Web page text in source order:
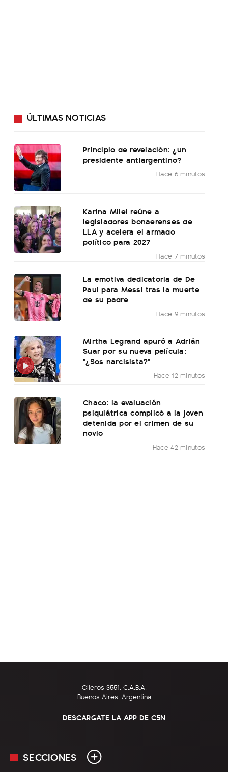
ÚLTIMAS NOTICIAS
Principio de revelación: ¿un
presidente antiargentino?
Hace 6 minutos
Karina Milei reúne a
legisladores bonaerenses de
LLA y acelera el armado
político para 2027
Hace 7 minutos
La emotiva dedicatoria de De
Paul para Messi tras la muerte
de su padre
Hace 9 minutos
Mirtha Legrand apuró a Adrián
Suar por su nueva película:
"¿Sos narcisista?"
Hace 12 minutos
Chaco: la evaluación
psiquiátrica complicó a la joven
detenida por el crimen de su
novio
Hace 42 minutos
Olleros 3551, C.A.B.A.
Buenos Aires, Argentina
DESCARGATE LA APP DE C5N
SECCIONES